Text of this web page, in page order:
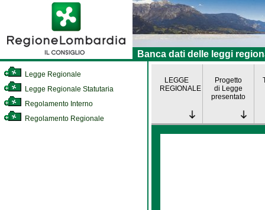
Banca dati delle leggi
Legge Regionale
Legge Regionale Statutaria
Regolamento Interno
Regolamento Regionale
LEGGE
REGIONALE
Progetto
di Legge
presentato